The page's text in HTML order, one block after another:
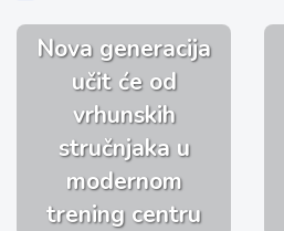
Nova generacija
učit će od
vrhunskih
stručnjaka u
modernom
trening centru